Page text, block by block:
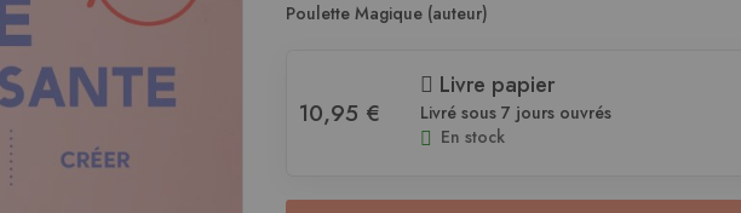
Poulette Magique (auteur)
10,95 €
Livre papier
Livré sous 7 jours ouvrés
En stock